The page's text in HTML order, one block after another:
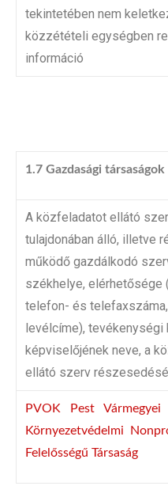
tekintetében nem
közzétételi egységben
információ
1.7 Gazdasági társaságok
A közfeladatot ellátó
tulajdonában álló, illetve
működő gazdálkodó
székhelye, elérhetősége
telefon- és
levélcíme), tevékenységi
képviselőjének neve, a
ellátó szerv
PVOK Pest
Környezetvédelmi
Felelősségű Társaság